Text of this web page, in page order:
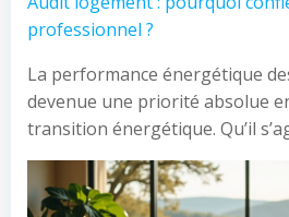
professionnel ?
La performance énergétique
devenue une priorité absolue
transition énergétique. Qu’il